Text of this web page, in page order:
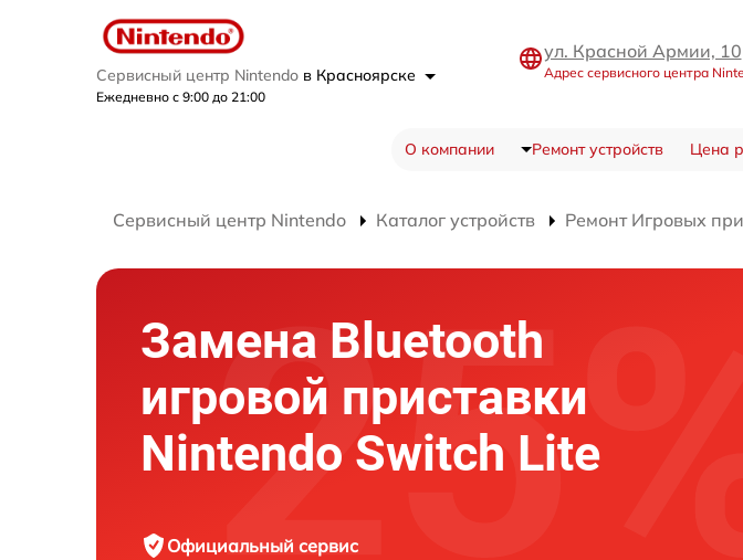
Сервисный центр Nintendo в Красноярске
Ежедневно с 9:00 до 21:00
ул. Красной Армии, 10
Адрес сервисного центра
О компании Ремонт устройств Цена
Сервисный центр Nintendo Каталог устройств Ремонт Игровых
Замена Bluetooth
игровой приставки
Nintendo Switch Lite
Официальный сервис